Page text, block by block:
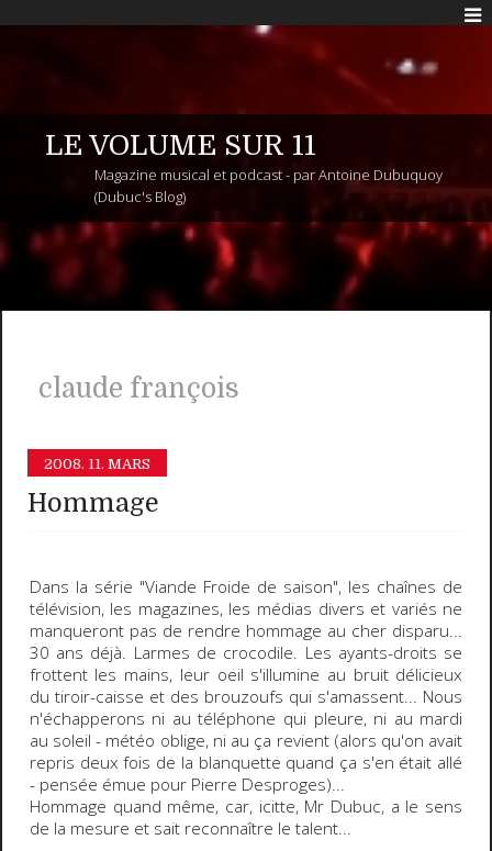
LE VOLUME SUR 11
Magazine musical et podcast - par Antoine Dubuquoy
(Dubuc's Blog)
claude françois
2008. 11. MARS
Hommage
Dans la série "Viande Froide de saison", les chaînes de
télévision, les magazines, les médias divers et variés ne
manqueront pas de rendre hommage au cher disparu...
30 ans déjà. Larmes de crocodile. Les ayants-droits se
frottent les mains, leur oeil s'illumine au bruit délicieux
du tiroir-caisse et des brouzoufs qui s'amassent... Nous
n'échapperons ni autéléphone qui pleure, ni au mardi
au soleil - météo oblige, ni au ça revient(alors qu'on avait
repris deux fois de la blanquette quand ça s'en était allé
- pensée émue pour Pierre Desproges)...
Hommage quand même, car, icitte, Mr Dubuc, a le sens
de la mesure et sait reconnaître le talent...